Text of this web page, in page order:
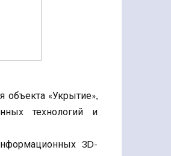
объекта «Укрытие»,
технологий и
3D-